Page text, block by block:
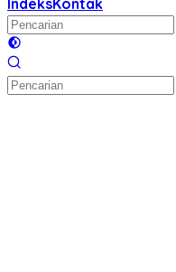
IndeksKontak